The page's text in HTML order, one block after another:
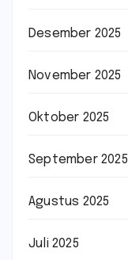
Desember 2025
November 2025
Oktober 2025
September 2025
Agustus 2025
Juli 2025